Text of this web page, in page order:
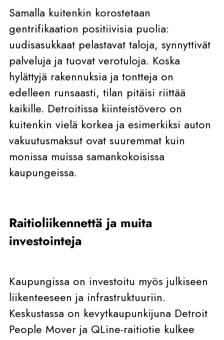
Samalla kuitenkin korostetaan
gentrifikaation positiivisia puolia:
uudisasukkaat pelastavat taloja, synnyttivät
palveluja ja tuovat verotuloja. Koska
hylättyjä rakennuksia ja tontteja on
edelleen runsaasti, tilan pitäisi riittää
kaikille. Detroitissa kiinteistövero on
kuitenkin vielä korkea ja esimerkiksi auton
vakuutusmaksut ovat suuremmat kuin
monissa muissa samankokoisissa
kaupungeissa.
Raitioliikennettä ja muita
investointeja
Kaupungissa on investoitu myös julkiseen
liikenteeseen ja infrastruktuuriin.
Keskustassa on kevytkaupunkijuna Detroit
People Mover ja QLine-raitiotie kulkee